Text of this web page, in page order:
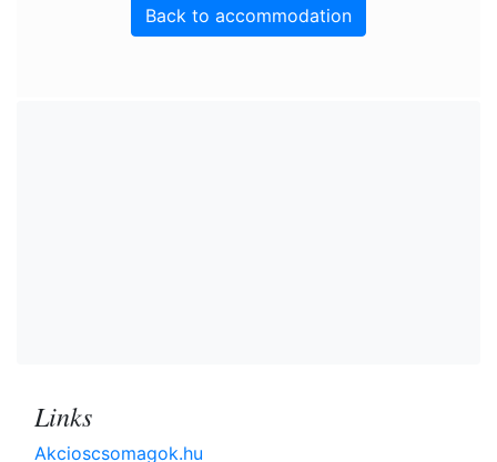
Back to accommodation
Links
Akcioscsomagok.hu